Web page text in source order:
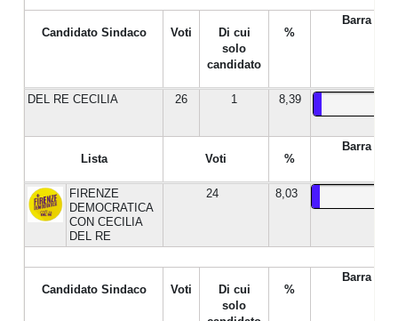
Candidato Sindaco Voti
Di cui
solo
candidato
%
Barra %
DEL RE CECILIA 26 1 8,39
Lista Voti %
Barra %
FIRENZE
DEMOCRATICA
CON CECILIA
DEL RE
24 8,03
Candidato Sindaco Voti
Di cui
solo
%
Barra %